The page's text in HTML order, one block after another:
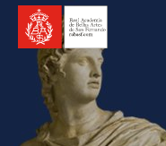
contenido